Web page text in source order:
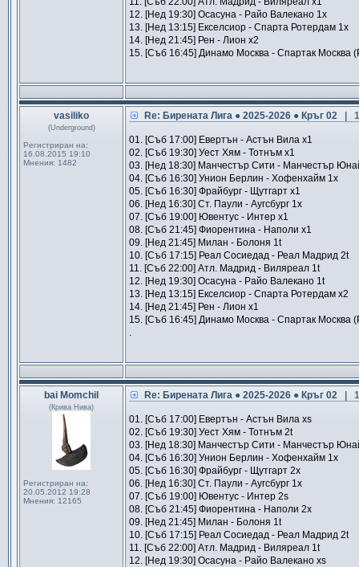
12. [Нед 19:30] Осасуна - Райо Валекано 1x
13. [Нед 13:15] Екселсиор - Спарта Ротердам 1x
14. [Нед 21:45] Рен - Лион x2
15. [Съб 16:45] Динамо Москва - Спартак Москва
vasiliko
(Underground)
Регистриран на:
16.08.2015 19:10
Мнения: 1482
Re: Бирената Лига ● 2025-2026 ● Кръг 02 |
01. [Съб 17:00] Евертън - Астън Вила x1
02. [Съб 19:30] Уест Хям - Тотнъм x1
03. [Нед 18:30] Манчестър Сити - Манчестър
04. [Съб 16:30] Унион Берлин - Хофенхайм 1x
05. [Съб 16:30] Фрайбург - Щутгарт x1
06. [Нед 16:30] Ст. Паули - Аугсбург 1x
07. [Съб 19:00] Ювентус - Интер x1
08. [Съб 21:45] Фиорентина - Наполи x1
09. [Нед 21:45] Милан - Болоня 1t
10. [Съб 17:15] Реал Сосиедад - Реал Мадрид 2t
11. [Съб 22:00] Атл. Мадрид - Виляреал 1t
12. [Нед 19:30] Осасуна - Райо Валекано 1t
13. [Нед 13:15] Екселсиор - Спарта Ротердам x2
14. [Нед 21:45] Рен - Лион x1
15. [Съб 16:45] Динамо Москва - Спартак Москва
.
bai Momchil
(Крива Нива)
Регистриран на:
20.05.2012 19:28
Мнения: 12165
Re: Бирената Лига ● 2025-2026 ● Кръг 02 |
01. [Съб 17:00] Евертън - Астън Вила xs
02. [Съб 19:30] Уест Хям - Тотнъм 2t
03. [Нед 18:30] Манчестър Сити - Манчестър
04. [Съб 16:30] Унион Берлин - Хофенхайм 1x
05. [Съб 16:30] Фрайбург - Щутгарт 2x
06. [Нед 16:30] Ст. Паули - Аугсбург 1x
07. [Съб 19:00] Ювентус - Интер 2s
08. [Съб 21:45] Фиорентина - Наполи 2x
09. [Нед 21:45] Милан - Болоня 1t
10. [Съб 17:15] Реал Сосиедад - Реал Мадрид 2t
11. [Съб 22:00] Атл. Мадрид - Виляреал 1t
12. [Нед 19:30] Осасуна - Райо Валекано xs